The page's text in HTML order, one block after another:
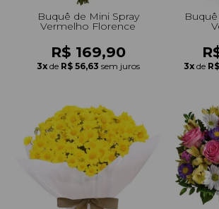
Buquê de Mini Spray
Vermelho Florence
R$ 169,90
3x de R$ 56,63 sem juros 3x de